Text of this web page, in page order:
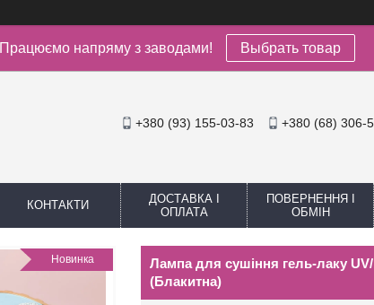
Працюємо напряму з заводами! Выбрать товар
+380 (93) 155-03-83 +380 (68) 306-
КОНТАКТИ
ДОСТАВКА І
ОПЛАТА
ПОВЕРНЕННЯ І
ОБМІН
Новинка
Лампа для сушіння гель-лаку UV/
(Блакитна)